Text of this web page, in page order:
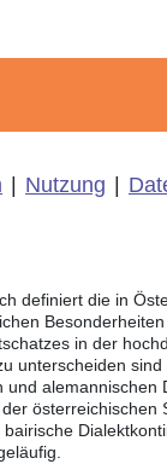
Nutzung
definiert die in
in der
unterscheiden
alemannischen
österreichischen